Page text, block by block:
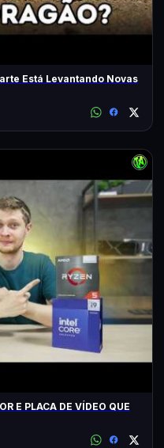
Está Levantando Novas
E PLACA DE VÍDEO QUE